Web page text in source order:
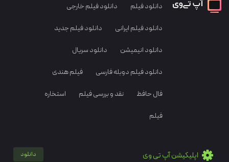
دانلود فیلم دانلود فیلم خارجی
دانلود فیلم ایرانی دانلود فیلم جدید
دانلود انیمیشن دانلود سریال
دانلود فیلم دوبله فارسی فیلم هندی
فال حافظ نقد و بررسی فیلم استخاره
فیلم
اپلیکیشن آپ تی وی دانلود